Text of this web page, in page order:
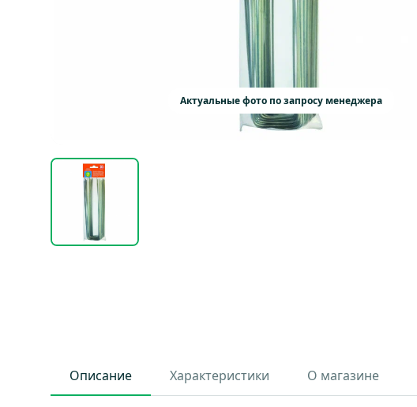
Актуальные фото по запросу менеджера
Описание Характеристики О магазине